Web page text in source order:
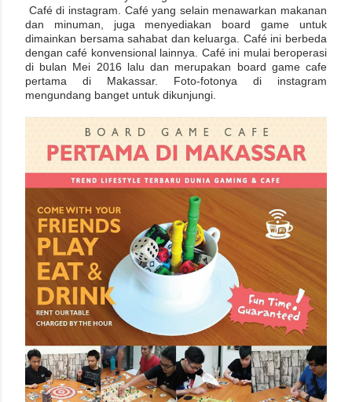
Café di instagram. Café yang selain menawarkan makanan
dan minuman, juga menyediakan board game untuk
dimainkan bersama sahabat dan keluarga. Café ini berbeda
dengan café konvensional lainnya. Café ini mulai beroperasi
di bulan Mei 2016 lalu dan merupakan board game cafe
pertama di Makassar. Foto-fotonya di instagram
mengundang banget untuk dikunjungi.